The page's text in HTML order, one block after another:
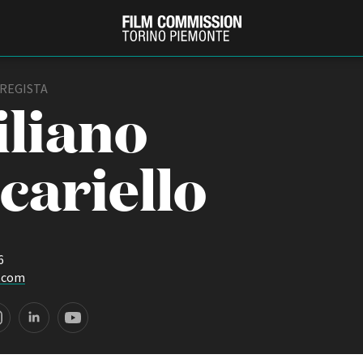
Professionisti
Beginners